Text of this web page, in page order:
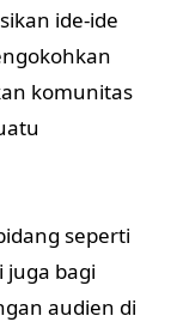
ide-ide
komunitas
seperti
juga bagi
audien di